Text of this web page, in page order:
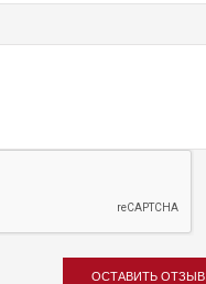
ОСТАВИТЬ ОТЗЫВ